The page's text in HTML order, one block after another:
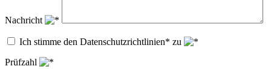
Nachricht
Ich stimme den Datenschutzrichtlinien* zu
Prüfzahl